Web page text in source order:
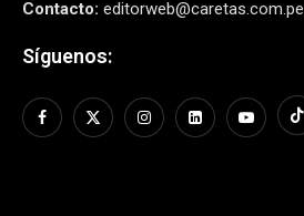
Contacto: editorweb@caretas.com.pe
Síguenos: